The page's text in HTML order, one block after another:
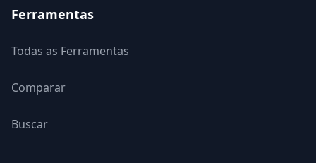
Ferramentas
Todas as Ferramentas
Comparar
Buscar